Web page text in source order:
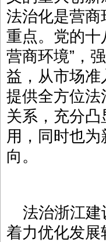
法治化是营
重点。党的十
营商环境”，
益，从市场
提供全方位
关系，充分
用，同时也
向。
法治浙江
着力优化发